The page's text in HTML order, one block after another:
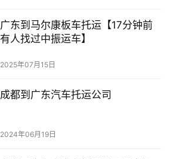
广东到马尔康板车托运【17分钟前
有人找过中振运车】
2025年07月15日
成都到广东汽车托运公司
2024年06月19日